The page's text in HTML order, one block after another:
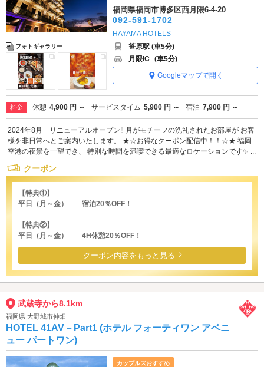
フォトギャラリー
福岡県福岡市博多区西月隈6-4-20
092-591-1702
HAYAMA HOTELS
笹原駅 (車5分)
月隈IC (車5分)
Googleマップで開く
料金 休憩 4,900 円 ～ サービスタイム 5,900 円 ～ 宿泊 7,900 円 ～
2024年8月 リニューアルオープン‼ 月がモチーフの洗礼されたお部屋が お客
様を非日常へとご案内いたします。 ★☆お得なクーポン配信中！！☆★ 福岡
空港の夜景を一望でき、 特別な時間を満喫できる最適なロケーションです✨ ...
クーポン
【特典①】
平日（月～金） 宿泊20％OFF！
【特典②】
平日（月～金） 4H休憩20％OFF！
クーポン内容をもっと見る
武蔵寺から8.1km
福岡県 大野城市仲畑
HOTEL 41AV－Part1 (ホテル フォーティワン アベニ
ュー パートワン)
カップルズおすすめ